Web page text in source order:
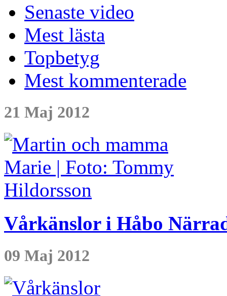
Senaste video
Mest lästa
Topbetyg
Mest kommenterade
21 Maj 2012
Vårkänslor i Håbo
09 Maj 2012